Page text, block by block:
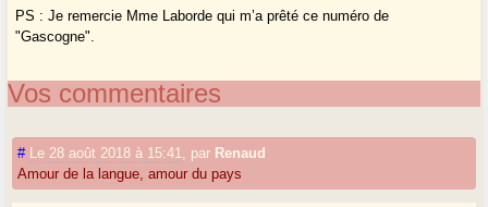
PS : Je remercie Mme Laborde qui m’a prêté ce numéro de
"Gascogne".
Vos commentaires
# Le 28 août 2018 à 15:41 par Renaud
Amour de la langue, amour du pays